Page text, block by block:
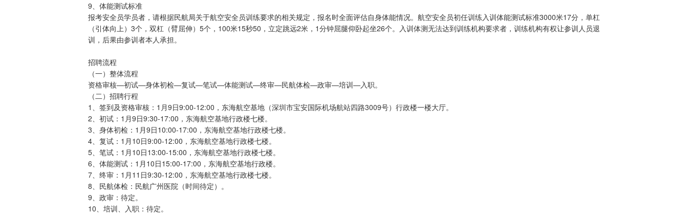
9、体能测试标准
报考安全员学员者，请根据民航局关于航空安全员训练要求的相关规定，报名时全面评估自身体能情况。航空安全员初任训练入训体能测试标准3000米17分，单杠
（引体向上）3个，双杠（臂屈伸）5个，100米15秒50，立定跳远2米，1分钟屈腿仰卧起坐26个。入训体测无法达到训练机构要求者，训练机构有权让参训人员退
训，后果由参训者本人承担。
招聘流程
（一）整体流程
资格审核—初试—身体初检—复试—笔试—体能测试—终审—民航体检—政审—培训—入职。
（二）招聘行程
1、签到及资格审核：1月9日9:00-12:00，东海航空基地（深圳市宝安国际机场航站四路3009号）行政楼一楼大厅。
2、初试：1月9日9:30-17:00，东海航空基地行政楼七楼。
3、身体初检：1月9日10:00-17:00，东海航空基地行政楼七楼。
4、复试：1月10日9:00-12:00，东海航空基地行政楼七楼。
5、笔试：1月10日13:00-15:00，东海航空基地行政楼七楼。
6、体能测试：1月10日15:00-17:00，东海航空基地行政楼。
7、终审：1月11日9:30-12:00，东海航空基地行政楼七楼。
8、民航体检：民航广州医院（时间待定）。
9、政审：待定。
10、培训、入职：待定。